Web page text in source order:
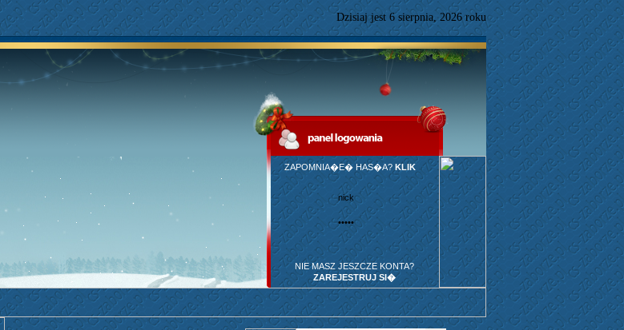
Dzisiaj jest 6sierpnia,2026 roku
ZAPOMNIA�E� HAS�A? KLIK
NIE MASZ JESZCZE KONTA?
ZAREJESTRUJ SI�